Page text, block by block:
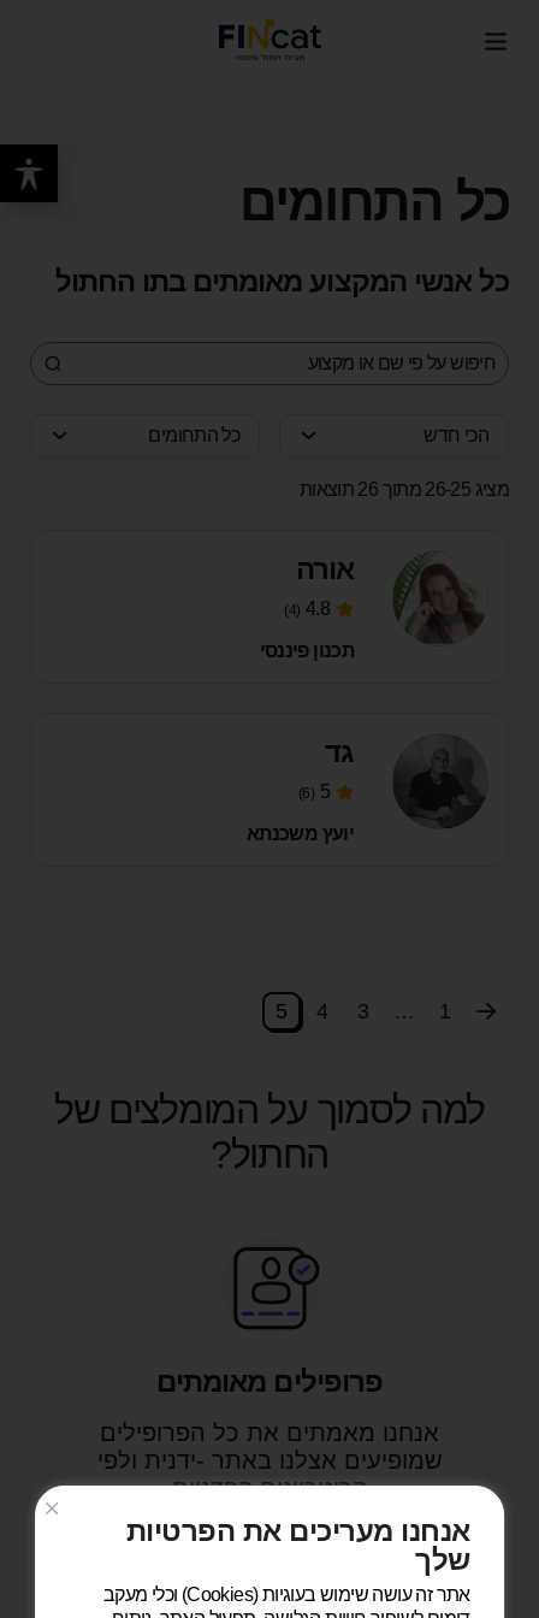
אנחנו מעריכים את הפרטיות
שלך
אתר זה עושה שימוש בעוגיות (Cookies) וכלי מעקב
כל התחומים
כל אנשי המקצוע מאומתים בתו החתול
הכי חדש כל התחומים
מציג 26-25 מתוך 26 תוצאות
אורה
4.8
(4)
תכנון פיננסי
גד
5
(6)
יועץ משכנתא
1
…
3
4
5
למה לסמוך על המומלצים של
החתול?
פרופילים מאומתים
אנחנו מאמתים את כל הפרופילים
שמופיעים אצלנו באתר -ידנית ולפי
קריטריונים קפדניים